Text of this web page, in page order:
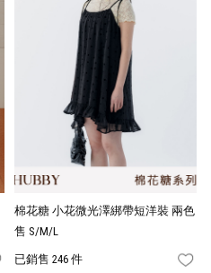
FAVORITES
棉花糖 小花微光澤綁帶短洋裝 兩色
售 S/M/L
已銷售 246 件